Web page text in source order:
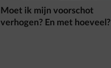
Moet ik mijn voorschot
verhogen? En met hoeveel?